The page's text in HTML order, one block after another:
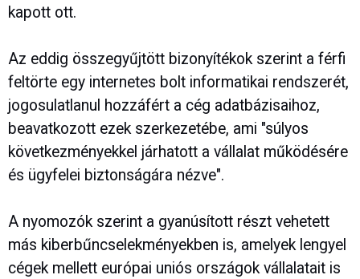
kapott ott.
Az eddig összegyűjtött bizonyítékok szerint a férfi
feltörte egy internetes bolt informatikai rendszerét,
jogosulatlanul hozzáfért a cég adatbázisaihoz,
beavatkozott ezek szerkezetébe, ami "súlyos
következményekkel járhatott a vállalat működésére
és ügyfelei biztonságára nézve".
A nyomozók szerint a gyanúsított részt vehetett
más kiberbűncselekményekben is, amelyek lengyel
cégek mellett európai uniós országok vállalatait is